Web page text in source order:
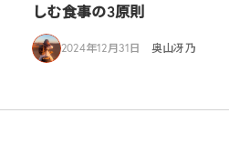
しむ食事の3原則
2024年12月31日 奥山冴乃